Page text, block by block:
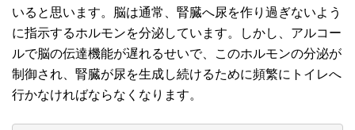
いると思います。脳は通常、腎臓へ尿を作り過ぎないよう
に指示するホルモンを分泌しています。しかし、アルコー
ルで脳の伝達機能が遅れるせいで、このホルモンの分泌が
制御され、腎臓が尿を生成し続けるために頻繁にトイレへ
行かなければならなくなります。